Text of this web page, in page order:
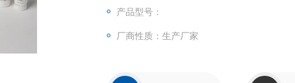
产品型号：
厂商性质：生产厂家